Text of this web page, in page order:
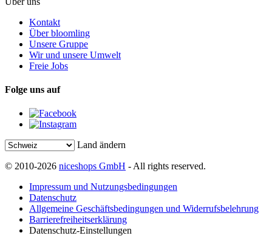
Kontakt
Über bloomling
Unsere Gruppe
Wir und unsere Umwelt
Freie Jobs
Folge uns auf
Land ändern
© 2010-2026 niceshops GmbH - All rights reserved.
Impressum und Nutzungsbedingungen
Datenschutz
Allgemeine Geschäftsbedingungen und Widerrufsbelehrung
Barrierefreiheitserklärung
Datenschutz-Einstellungen